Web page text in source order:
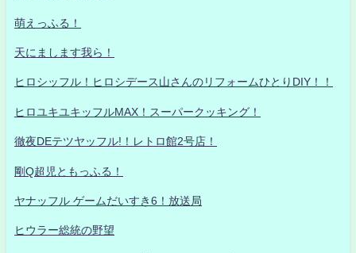
萌えっふる！
天にまします我ら！
ヒロシッフル！ヒロシデース山さんのリフォームひとりDIY！！
ヒロユキユキッフルMAX！スーパークッキング！
徹夜DEテツヤッフル!！レトロ館2号店！
剛Q超児ともっふる！
ヤナッフル ゲームだいすき6！放送局
ヒウラー総統の野望